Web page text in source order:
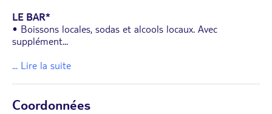
LE BAR*
• Boissons locales, sodas et alcools locaux. Avec
supplément...
... Lire la suite
Coordonnées